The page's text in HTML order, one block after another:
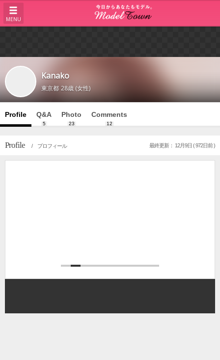
MENU
Kanako
東京都 28歳 (女性)
Profile Q&A
5
Photo
23
Comments
12
Profile / プロフィール 最終更新： 12月9日 ( 972日前 )